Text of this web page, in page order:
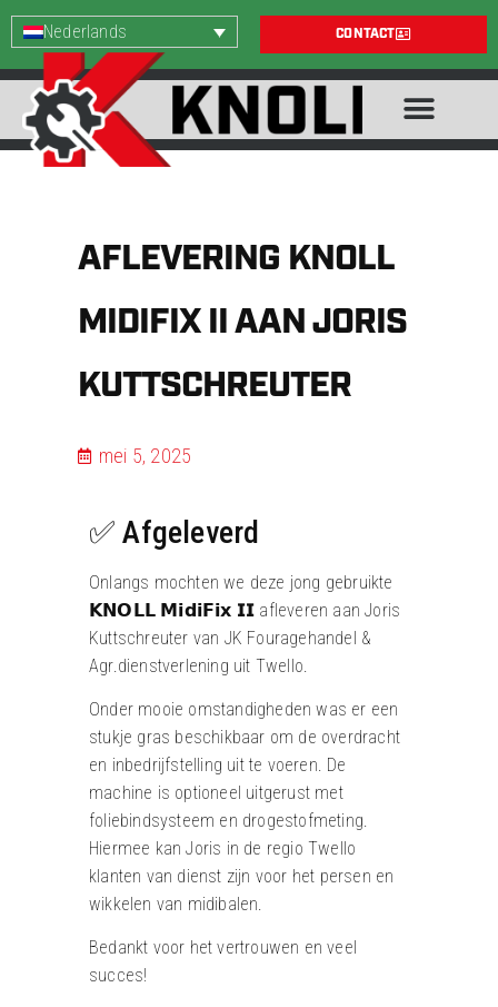
Nederlands CONTACT
AFLEVERING KNOLL
MIDIFIX II AAN JORIS
KUTTSCHREUTER
mei 5, 2025
✅ Afgeleverd
Onlangs mochten we deze jong gebruikte
𝗞𝗡𝗢𝗟𝗟 𝗠𝗶𝗱𝗶𝗙𝗶𝘅 𝗜𝗜 afleveren aan Joris
Kuttschreuter van JK Fouragehandel &
Agr.dienstverlening uit Twello.
Onder mooie omstandigheden was er een
stukje gras beschikbaar om de overdracht
en inbedrijfstelling uit te voeren. De
machine is optioneel uitgerust met
foliebindsysteem en drogestofmeting.
Hiermee kan Joris in de regio Twello
klanten van dienst zijn voor het persen en
wikkelen van midibalen.
Bedankt voor het vertrouwen en veel
succes!